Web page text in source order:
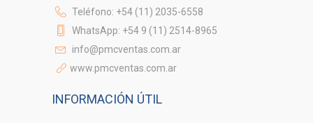
Teléfono: +54 (11) 2035-6558
WhatsApp: +54 9 (11) 2514-8965
info@pmcventas.com.ar
www.pmcventas.com.ar
INFORMACIÓN ÚTIL